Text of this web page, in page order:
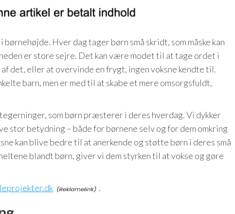
Hver dag tager børn små skridt, som måske kan
er store sejre. Det kan være modet til at tage ordet i
det, eller at overvinde en frygt, ingen voksne kendte til.
barn, men er med til at skabe et mere omsorgsfuldt,
som børn præsterer i deres hverdag. Vi dykker
stor betydning – både for børnene selv og for dem omkring
kan blive bedre til at anerkende og støtte børn i deres små
blandt børn, giver vi dem styrken til at vokse og gøre
.